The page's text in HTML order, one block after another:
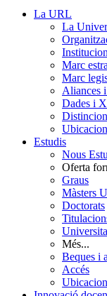
La URL
La
Marc
Marc
Aliances
Dades i
Estudis
Nous
Oferta
Graus
Màsters
Doctorats
Més...
Beques i
Accés